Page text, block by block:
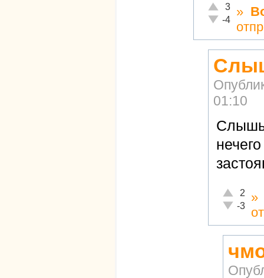
Отлично!
3
Неадекватно!
-4
»
01:10
Слышь
Отлично!
2
-3
»